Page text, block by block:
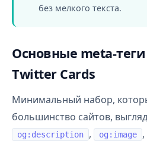
без мелкого текста.
Основные meta-
Twitter Cards
Минимальный набор,
большинство сайтов,
og:description , og:image ,